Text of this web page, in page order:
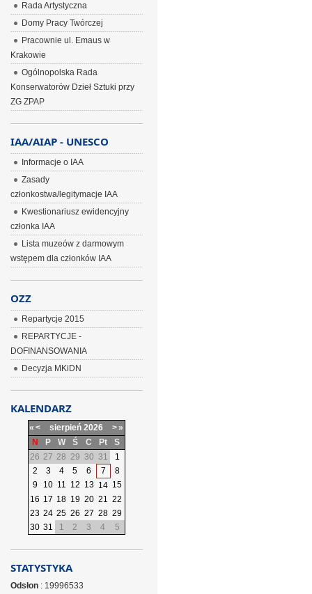
Rada Artystyczna
Domy Pracy Twórczej
Pracownie ul. Emaus w
Krakowie
Ogólnopolska Rada
Konserwatorów Dzieł Sztuki przy
ZG ZPAP
IAA/AIAP - UNESCO
Informacje o IAA
Zasady
członkostwa/legitymacje IAA
Kwestionariusz ewidencyjny
członka IAA
Lista muzeów z darmowym
wstępem dla członków IAA
OZZ
Repartycje 2015
REPARTYCJE -
DOFINANSOWANIA
Decyzja MKiDN
KALENDARZ
« < sierpień 2026 >»
N
P W Ś C Pt
S
26 27 28 29 30 31
1
2
3 4 5 6 7
8
9
10 11 12 13 14 15
16 17 18 19 20 21 22
23 24 25 26 27 28 29
30 31 1 2 3 4 5
STATYSTYKA
Odsłon: 19996533